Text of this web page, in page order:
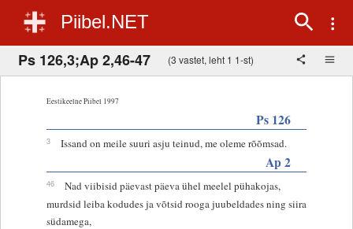
Piibel.NET
Ps 126,3;Ap 2,46-47 (3 vastet, leht 1 1-st)
Eestikeelne Piibel 1997
Ps 126
3 Issand on meile suuri asju teinud, me oleme rõõmsad.
Ap 2
46
Nad viibisid päevast päeva ühel meelel pühakojas,
murdsid leiba kodudes ja võtsid rooga juubeldades ning siira
südamega,